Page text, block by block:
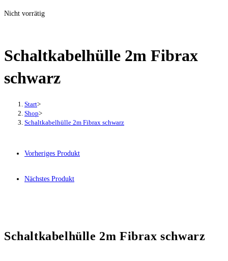
Nicht vorrätig
Schaltkabelhülle 2m Fibrax
schwarz
Start>
Shop>
Schaltkabelhülle 2m Fibrax schwarz
Vorheriges Produkt
Nächstes Produkt
Schaltkabelhülle 2m Fibrax schwarz